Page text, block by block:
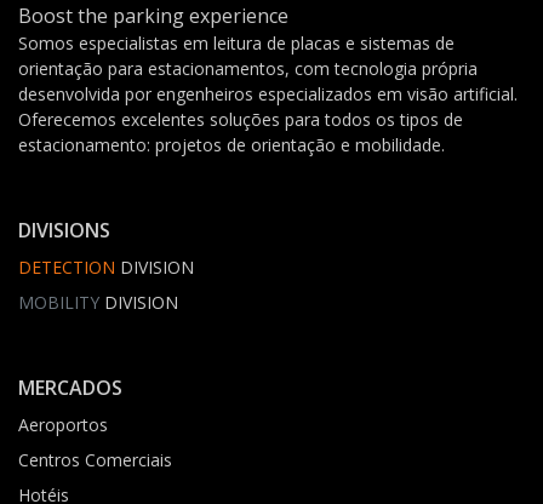
Boost the parking experience
Somos especialistas em leitura de placas e sistemas de
orientação para estacionamentos, com tecnologia própria
desenvolvida por engenheiros especializados em visão artificial.
Oferecemos excelentes soluções para todos os tipos de
estacionamento: projetos de orientação e mobilidade.
DIVISIONS
DETECTION DIVISION
MOBILITY DIVISION
MERCADOS
Aeroportos
Centros Comerciais
Hotéis